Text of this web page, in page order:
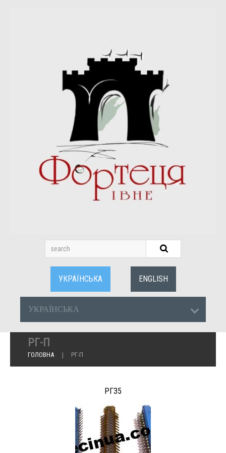
УКРАЇНСЬКА ENGLISH
УКРАЇНСЬКА
РГ-П
ГОЛОВНА РГ-П
РГ35